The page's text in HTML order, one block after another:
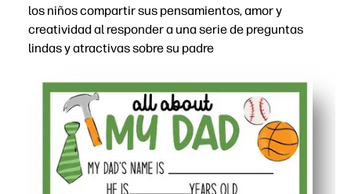
los niños compartir sus pensamientos, amor y
creatividad al responder a una serie de preguntas
lindas y atractivas sobre su padre